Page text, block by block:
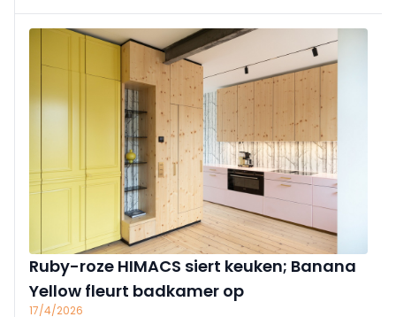
de vroegtijdige ondergang van je badkamer. Lees hier
hoe je dat voorkomt.
Ruby-roze HIMACS siert keuken; Banana
Yellow fleurt badkamer op
17/4/2026